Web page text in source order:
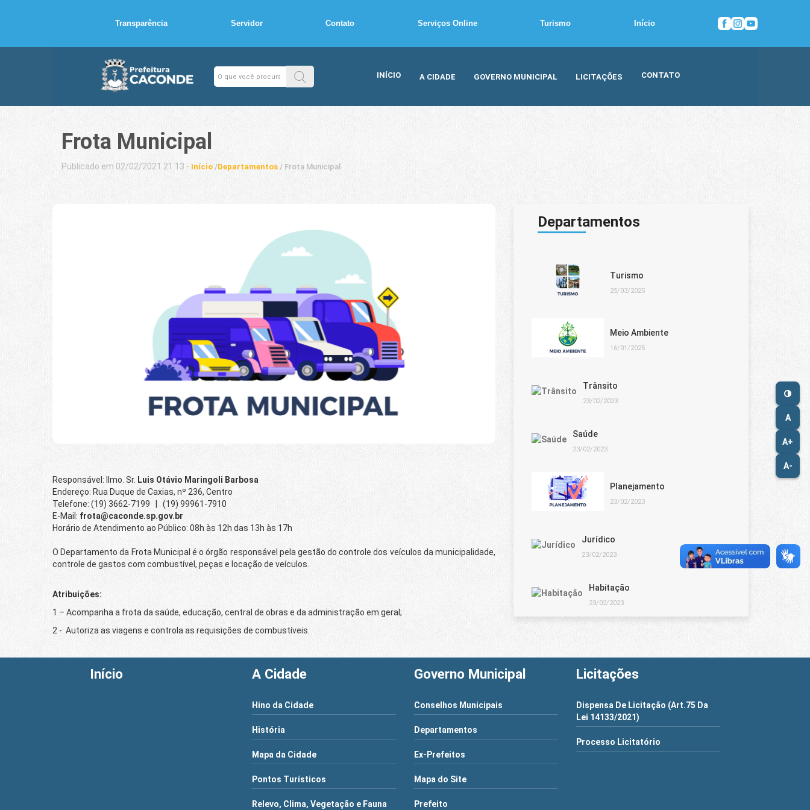
Transparência Servidor Contato Serviços Online Turismo Início
INÍCIO A CIDADE GOVERNO MUNICIPAL LICITAÇÕES CONTATO
A
A+
A-
Frota Municipal
Publicado em 02/02/2021 21:13 - Início /Departamentos / Frota Municipal
Responsável: Ilmo. Sr. Luis Otávio Maringoli Barbosa
Endereço: Rua Duque de Caxias, nº 236, Centro
Telefone: (19) 3662-7199 | (19) 99961-7910
E-Mail: frota@caconde.sp.gov.br
Horário de Atendimento ao Público: 08h às 12h das 13h às 17h
O Departamento da Frota Municipal é o órgão responsável pela gestão do controle dos veículos da municipalidade,
controle de gastos com combustível, peças e locação de veículos.
Atribuições:
1 – Acompanha a frota da saúde, educação, central de obras e da administração em geral;
2 - Autoriza as viagens e controla as requisições de combustíveis.
Departamentos
Turismo
25/03/2025
Meio Ambiente
16/01/2025
Trânsito
23/02/2023
Saúde
23/02/2023
Planejamento
23/02/2023
Jurídico
23/02/2023
Habitação
23/02/2023
Início A Cidade
Hino da Cidade
História
Mapa da Cidade
Pontos Turísticos
Relevo, Clima, Vegetação e Fauna
Governo Municipal
Conselhos Municipais
Departamentos
Ex-Prefeitos
Mapa do Site
Prefeito
Licitações
Dispensa De Licitação (Art.75 Da
Lei 14133/2021)
Processo Licitatório